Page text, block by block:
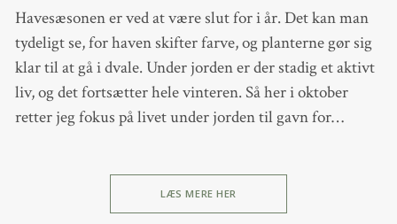
Havesæsonen er ved at være slut for i år. Det kan man
tydeligt se, for haven skifter farve, og planterne gør sig
klar til at gå i dvale. Under jorden er der stadig et aktivt
liv, og det fortsætter hele vinteren. Så her i oktober
retter jeg fokus på livet under jorden til gavn for…
LÆS MERE HER